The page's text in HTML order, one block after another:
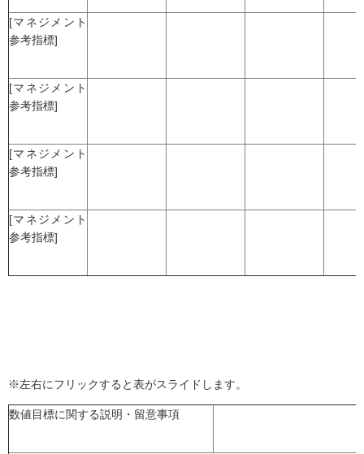
[マネジメント
参考指標]
[マネジメント
参考指標]
[マネジメント
参考指標]
[マネジメント
参考指標]
※左右にフリックすると表がスライドします。
数値目標に関する説明・留意事項